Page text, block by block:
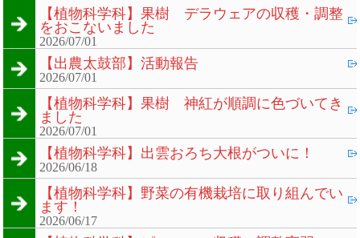
【植物科学科】果樹 デラウェアの収穫・調整
をおこないました
2026/07/01
【出農太鼓部】活動報告
2026/07/01
【植物科学科】果樹 神紅が順調に色づいてき
ました
2026/07/01
【植物科学科】出雲おろち大根がついに！
2026/06/18
【植物科学科】野菜の有機栽培に取り組んでい
ます！
2026/06/17